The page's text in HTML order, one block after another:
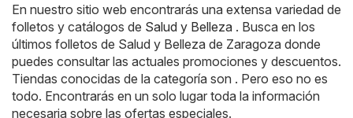
En nuestro sitio web encontrarás una extensa variedad de
folletos y catálogos de Salud y Belleza . Busca en los
últimos folletos de Salud y Belleza de Zaragoza donde
puedes consultar las actuales promociones y descuentos.
Tiendas conocidas de la categoría son . Pero eso no es
todo. Encontrarás en un solo lugar toda la información
necesaria sobre las ofertas especiales.